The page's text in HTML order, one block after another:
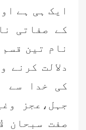
ایک ہی ہے
کے صفاتی
دلالت کرنے
کی خدا سے
جہل،عجز
صفت سبحان